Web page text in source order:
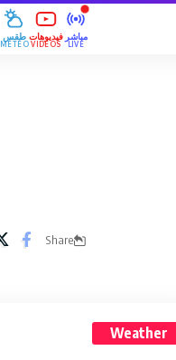
طقس
MÉTÉO
فيديوهات
VIDÉOS
مباشر
LIVE
Share
Weather